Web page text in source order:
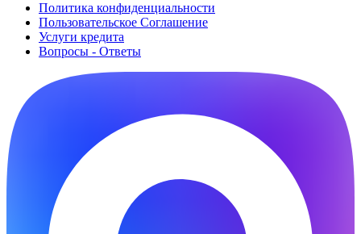
Политика конфиденциальности
Пользовательское Cоглашение
Услуги кредита
Вопросы - Ответы